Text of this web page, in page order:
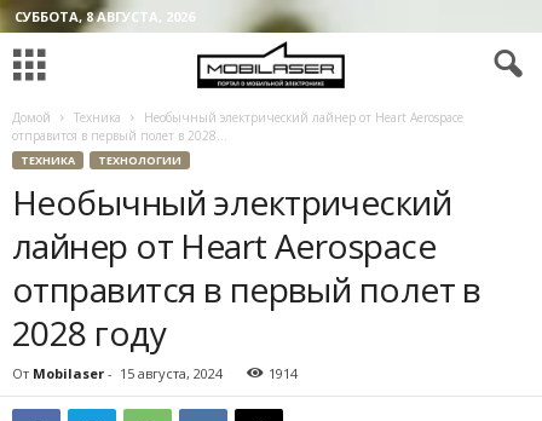
СУББОТА, 8 АВГУСТА, 2026
Домой Техника
Необычный электрический лайнер от Heart Aerospace
отправится в первый полет в 2028...
ТЕХНИКА ТЕХНОЛОГИИ
Необычный электрический
лайнер от Heart Aerospace
отправится в первый полет в
2028 году
От Mobilaser - 15 августа, 2024 1914